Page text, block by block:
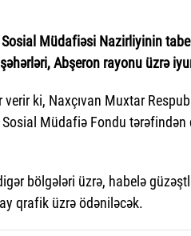
Müdafiəsi Nazirliyinin
Abşeron rayonu üzrə
ki, Naxçıvan Muxtar
Müdafiə Fondu
bölgələri üzrə, habelə
qrafik üzrə ödəniləcək.